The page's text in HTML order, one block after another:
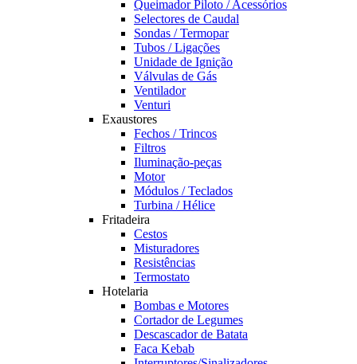
Queimador Piloto / Acessórios
Selectores de Caudal
Sondas / Termopar
Tubos / Ligações
Unidade de Ignição
Válvulas de Gás
Ventilador
Venturi
Exaustores
Fechos / Trincos
Filtros
Iluminação-peças
Motor
Módulos / Teclados
Turbina / Hélice
Fritadeira
Cestos
Misturadores
Resistências
Termostato
Hotelaria
Bombas e Motores
Cortador de Legumes
Descascador de Batata
Faca Kebab